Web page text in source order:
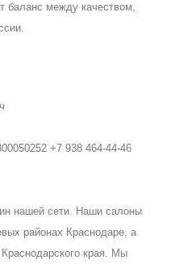
баланс между качеством,
+7 938 464-44-46
нашей сети. Наши салоны
районах Краснодаре, а
края. Мы